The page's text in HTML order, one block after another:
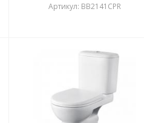
Артикул: BB2141CPR